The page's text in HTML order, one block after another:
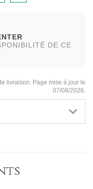
DE CE
livraison. Page mise à jour le
07/08/2026.